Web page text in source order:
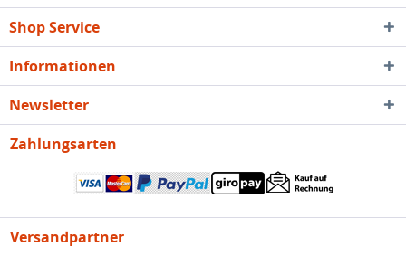
Shop Service
Informationen
Newsletter
Zahlungsarten
Versandpartner